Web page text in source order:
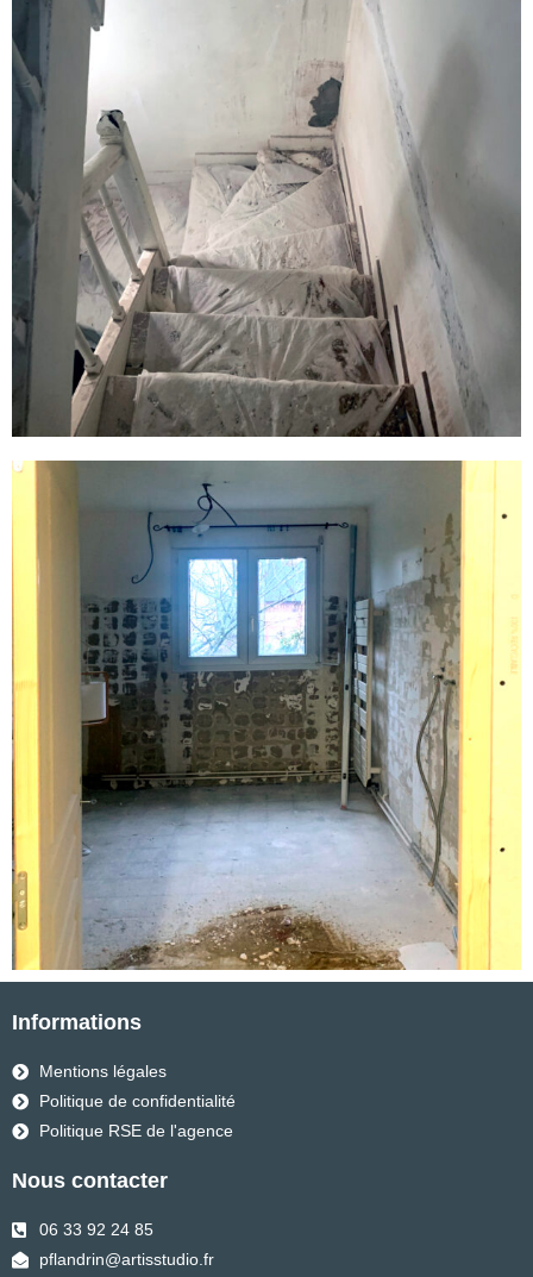
Informations
Mentions légales
Politique de confidentialité
Politique RSE de l'agence
Nous contacter
06 33 92 24 85
pflandrin@artisstudio.fr